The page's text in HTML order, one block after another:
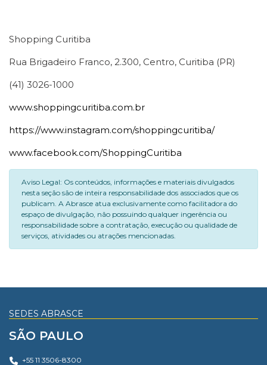
Shopping Curitiba
Rua Brigadeiro Franco, 2.300, Centro, Curitiba (PR)
(41) 3026-1000
www.shoppingcuritiba.com.br
https://www.instagram.com/shoppingcuritiba/
www.facebook.com/ShoppingCuritiba
Aviso Legal: Os conteúdos, informações e materiais divulgados
nesta seção são de inteira responsabilidade dos associados que os
publicam. A Abrasce atua exclusivamente como facilitadora do
espaço de divulgação, não possuindo qualquer ingerência ou
responsabilidade sobre a contratação, execução ou qualidade de
serviços, atividades ou atrações mencionadas.
SEDES ABRASCE
SÃO PAULO
+55 11 3506-8300